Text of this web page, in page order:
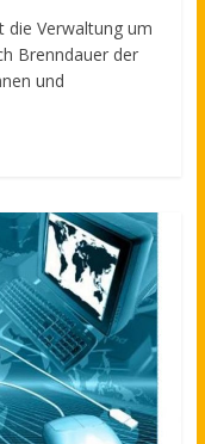
Verwaltung um
Brenndauer der
und